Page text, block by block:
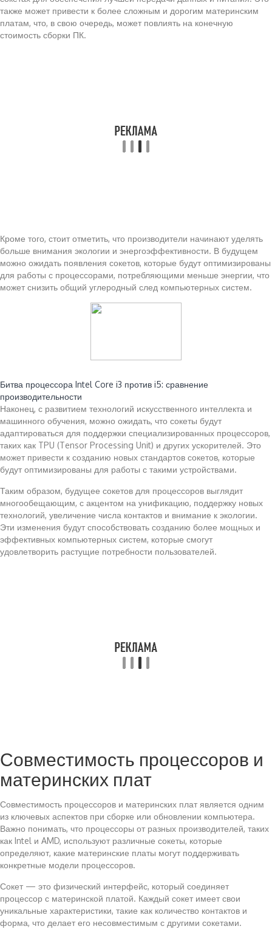
также может привести к более сложным и дорогим материнским
платам, что, в свою очередь, может повлиять на конечную
стоимость сборки ПК.
Кроме того, стоит отметить, что производители начинают уделять
больше внимания экологии и энергоэффективности. В будущем
можно ожидать появления сокетов, которые будут оптимизированы
для работы с процессорами, потребляющими меньше энергии, что
может снизить общий углеродный след компьютерных систем.
Битва процессора Intel Core i3 против i5: сравнение
производительности
Наконец, с развитием технологий искусственного интеллекта и
машинного обучения, можно ожидать, что сокеты будут
адаптироваться для поддержки специализированных процессоров,
таких как TPU (Tensor Processing Unit) и других ускорителей. Это
может привести к созданию новых стандартов сокетов, которые
будут оптимизированы для работы с такими устройствами.
Таким образом, будущее сокетов для процессоров выглядит
многообещающим, с акцентом на унификацию, поддержку новых
технологий, увеличение числа контактов и внимание к экологии.
Эти изменения будут способствовать созданию более мощных и
эффективных компьютерных систем, которые смогут
удовлетворить растущие потребности пользователей.
Совместимость процессоров и
материнских плат
Совместимость процессоров и материнских плат является одним
из ключевых аспектов при сборке или обновлении компьютера.
Важно понимать, что процессоры от разных производителей, таких
как Intel и AMD, используют различные сокеты, которые
определяют, какие материнские платы могут поддерживать
конкретные модели процессоров.
Сокет — это физический интерфейс, который соединяет
процессор с материнской платой. Каждый сокет имеет свои
уникальные характеристики, такие как количество контактов и
форма, что делает его несовместимым с другими сокетами.